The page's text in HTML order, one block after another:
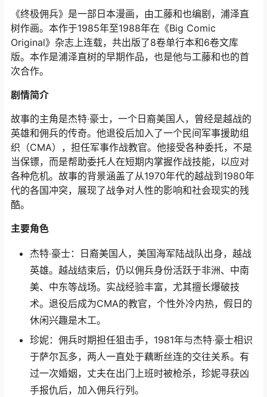
《终极佣兵》是一部日本漫画，由工藤和也编剧，浦泽直
树作画。本作于1985年至1988年在《Big Comic
Original》杂志上连载，共出版了8卷单行本和6卷文库
版。本作是浦泽直树的早期作品，也是他与工藤和也的首
次合作。
剧情简介
故事的主角是杰特‧豪士，一个日裔美国人，曾经是越战的
英雄和佣兵的传奇。他退役后加入了一个民间军事援助组
织（CMA），担任军事作战教官。他接受各种委托，不是
当保镖，而是帮助委托人在短期内掌握作战技能，以应对
各种危机。故事的背景涵盖了从1970年代的越战到1980年
代的各国冲突，展现了战争对人性的影响和社会现实的残
酷。
主要角色
杰特‧豪士：日裔美国人，美国海军陆战队出身，越战
英雄。越战结束后，仍以佣兵身份活跃于非洲、中南
美、中东等战场。实战经验丰富，尤其擅长爆破技
术。退役后成为CMA的教官，个性外冷内热，假日的
休闲兴趣是木工。
珍妮：佣兵时期担任狙击手，1981年与杰特‧豪士相识
于萨尔瓦多，两人一直处于藕断丝连的交往关系。有
过一次婚姻，丈夫在出门上班时被枪杀，珍妮寻获凶
手报仇后，加入佣兵行列。